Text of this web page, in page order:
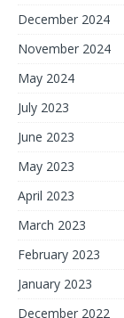
December 2024
November 2024
May 2024
July 2023
June 2023
May 2023
April 2023
March 2023
February 2023
January 2023
December 2022